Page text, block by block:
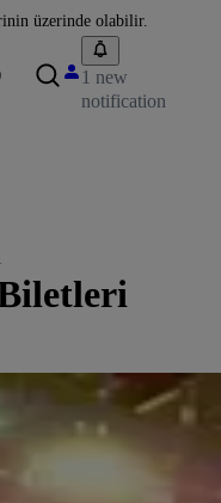
üzerinde olabilir.
1 new
notification